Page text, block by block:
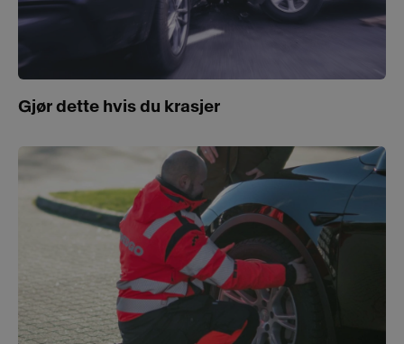
Gjør dette hvis du krasjer